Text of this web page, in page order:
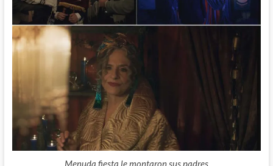
Menuda fiesta le montaron sus padres